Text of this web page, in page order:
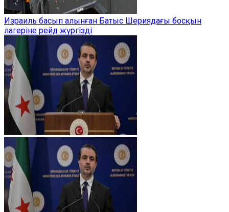
Израиль басып алынған Батыс Шериядағы босқын
лагеріне рейд жүргізді